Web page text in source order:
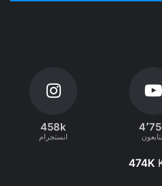
458k
انستجرام
474K